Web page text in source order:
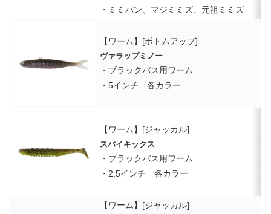
・ミミパン、マジミミズ、元祖ミミズ
【ワーム】[ボトムアップ]
ヴァラップミノー
・ブラックバス用ワーム
・5インチ 各カラー
【ワーム】[ジャッカル]
スパイキックス
・ブラックバス用ワーム
・2.5インチ 各カラー
【ワーム】[ジャッカル]